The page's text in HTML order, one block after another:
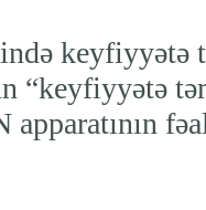
keyfiyyətə
“keyfiyyətə
apparatının